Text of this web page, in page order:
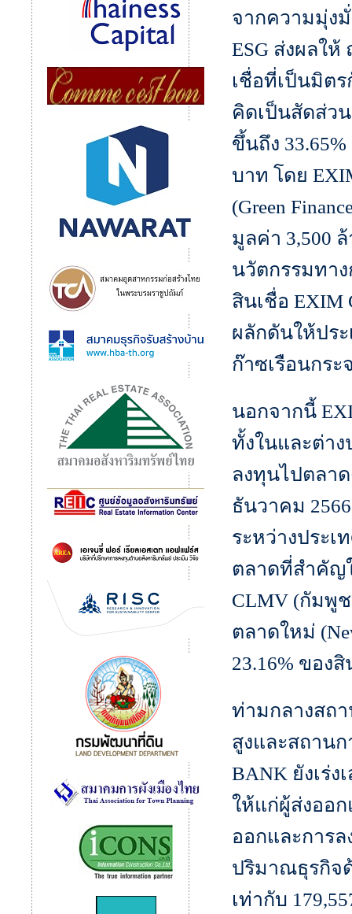
จากความมุ่ง
ESG ส่งผลใ
เชื่อที่เป็นมิต
คิดเป็นสัดส่ว
ขึ้นถึง
บาท โดย
(Green
มูลค่า 3,500
นวัตกรรมทาง
สินเชื่อ EXIM
ผลักดันให้ปร
ก๊าซเรือนกระ
นอกจากนี้
ทั้งในและต่า
ลงทุนไปตลา
ธันวาคม
ระหว่างประเ
ตลาดที่สำคัญ
CLMV (กัมพู
ตลาดใหม่
23.16% ของ
ท่ามกลางสถ
สูงและสถาน
BANK ยังเร่
ให้แก่ผู้ส่งออ
ออกและการ
ปริมาณธุรกิจ
เท่ากับ